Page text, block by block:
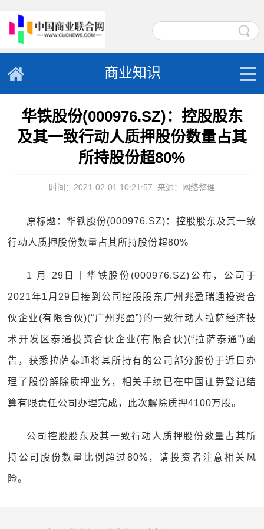
商业知识
华铁股份(000976.SZ)：控股股东
及其一致行动人质押股份数量占其
所持股份超80%
时间：2021-02-01 10:21:57 来源：网络整理
原标题：华铁股份(000976.SZ)：控股股东及其一致
行动人质押股份数量占其所持股份超80%
1 月 29日丨华铁股份(000976.SZ)公布，公司于
2021年1月29日接到公司控股股东广州兆盈瑞通投资合
伙企业(有限合伙)(“广州兆盈”)的一致行动人拉萨经济技
术开发区泰通投资合伙企业(有限合伙)(“拉萨泰通”)函
告，获悉拉萨泰通将其所持有的公司部分股份于近日办
理了股份解除质押业务，相关手续已在中国证券登记结
算有限责任公司办理完成，此次解除质押4100万股。
公司控股股东及其一致行动人质押股份数量占其所
持公司股份数量比例超过80%，请投资者注意相关风
险。